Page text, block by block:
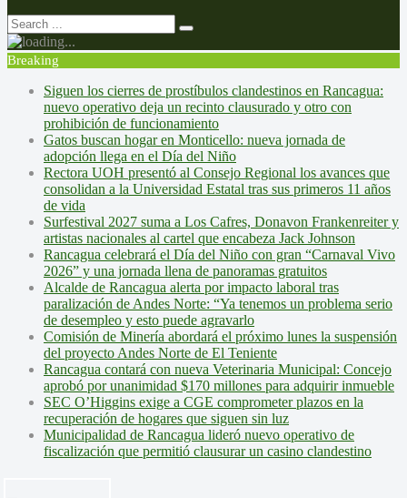
Breaking
Siguen los cierres de prostíbulos clandestinos en Rancagua:
nuevo operativo deja un recinto clausurado y otro con
prohibición de funcionamiento
Gatos buscan hogar en Monticello: nueva jornada de
adopción llega en el Día del Niño
Rectora UOH presentó al Consejo Regional los avances que
consolidan a la Universidad Estatal tras sus primeros 11 años
de vida
Surfestival 2027 suma a Los Cafres, Donavon Frankenreiter y
artistas nacionales al cartel que encabeza Jack Johnson
Rancagua celebrará el Día del Niño con gran “Carnaval Vivo
2026” y una jornada llena de panoramas gratuitos
Alcalde de Rancagua alerta por impacto laboral tras
paralización de Andes Norte: “Ya tenemos un problema serio
de desempleo y esto puede agravarlo
Comisión de Minería abordará el próximo lunes la suspensión
del proyecto Andes Norte de El Teniente
Rancagua contará con nueva Veterinaria Municipal: Concejo
aprobó por unanimidad $170 millones para adquirir inmueble
SEC O’Higgins exige a CGE comprometer plazos en la
recuperación de hogares que siguen sin luz
Municipalidad de Rancagua lideró nuevo operativo de
fiscalización que permitió clausurar un casino clandestino